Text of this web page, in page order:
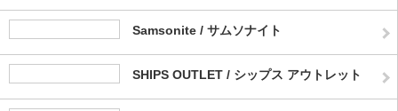
Samsonite / サムソナイト
SHIPS OUTLET / シップス アウトレット